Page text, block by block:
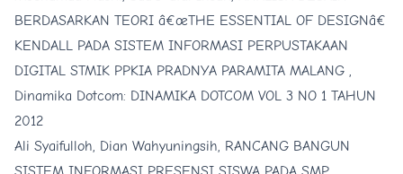
BERDASARKAN TEORI â€œTHE ESSENTIAL OF DESIGNâ€
KENDALL PADA SISTEM INFORMASI PERPUSTAKAAN
DIGITAL STMIK PPKIA PRADNYA PARAMITA MALANG ,
Dinamika Dotcom: DINAMIKA DOTCOM VOL 3 NO 1 TAHUN
2012
Ali Syaifulloh, Dian Wahyuningsih, RANCANG BANGUN